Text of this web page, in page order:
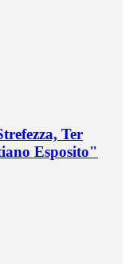
Ter
Esposito"